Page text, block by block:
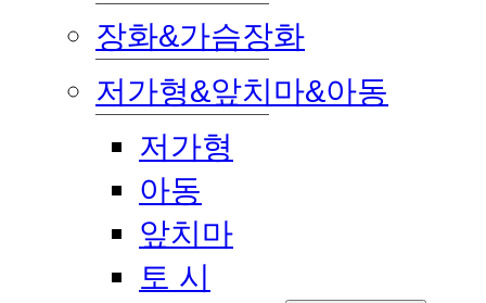
장화&가슴장화
저가형&앞치마&아동
저가형
아동
앞치마
토 시